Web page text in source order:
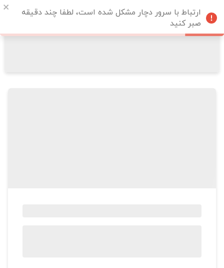
ارتباط با سرور دچار مشکل شده است، لطفا چند دقیقه
صبر کنید